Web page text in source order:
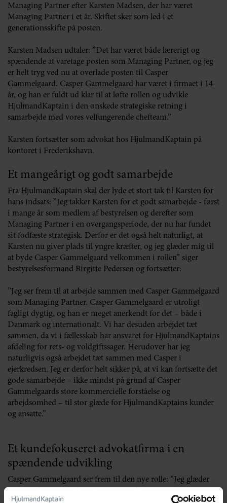
Managing Partner efter Karsten Madsen, der har været
Managing Partner i et år. Skiftet sker som led i et
generationsskifte på posten.
Karsten Madsen udtaler: ”Det har været både lærerigt og
spændende at varetage posten som Managing Partner, og jeg
er helt tryg ved nu at overlade posten til Casper
Gammelgaard. Casper Gammelgaard har været i firmaet i 14
år, og han er fuldt ud klar til at løfte rollen og udvikle
HjulmandKaptain i den ønskede strategiske retning i
samarbejde med vores velfungerende chefteam.”
Karsten fortsætter som advokat hos HjulmandKaptain på
kontoret i Frederikshavn.
Et mangeårigt og godt samarbejde
Fra HjulmandKaptain skal der lyde et stort tak til Karsten for
hans indsats: ”Jeg takker Karsten for et godt samarbejde - først
i mange år som medlem af bestyrelsen og derefter som
Managing Partner i en overgangsperiode, der nu har fundet
sit fodfæste strategisk. Derfor er det også helt naturligt, at
Karsten nu giver plads til yngre kræfter, og jeg glæder mig til
at byde Casper Gammelgaard velkommen i rollen” siger
bestyrelsesformand Birgitte Pedersen og fortsætter:
”Jeg ser frem til at arbejde sammen med Casper Gammelgaard
som Managing Partner. Casper Gammelgaard er utroligt
fagligt dygtig, og han er meget anerkendt for det – både i
Danmark og internationalt. Vi har desuden arbejdet tæt
sammen, da vi i fællesskab har ansvaret for HjulmandKaptains
afdeling for rets- og voldgiftssager. Herudover har jeg
naturligvis også arbejdet tæt sammen med Casper i
ejerkredsen. Jeg er derfor helt sikker på, at vi kan fortsætte det
gode samarbejde – ikke mindst på grund af Casper
Gammelgaards store kommercielle forståelse og
arbejdsomhed – til stor glæde for HjulmandKaptains kunder
og ansatte.”
Et kundefokuseret advokatfirma i en
spændende udvikling
Casper Gammelgaard ser frem til den nye rolle: ”Jeg glæder